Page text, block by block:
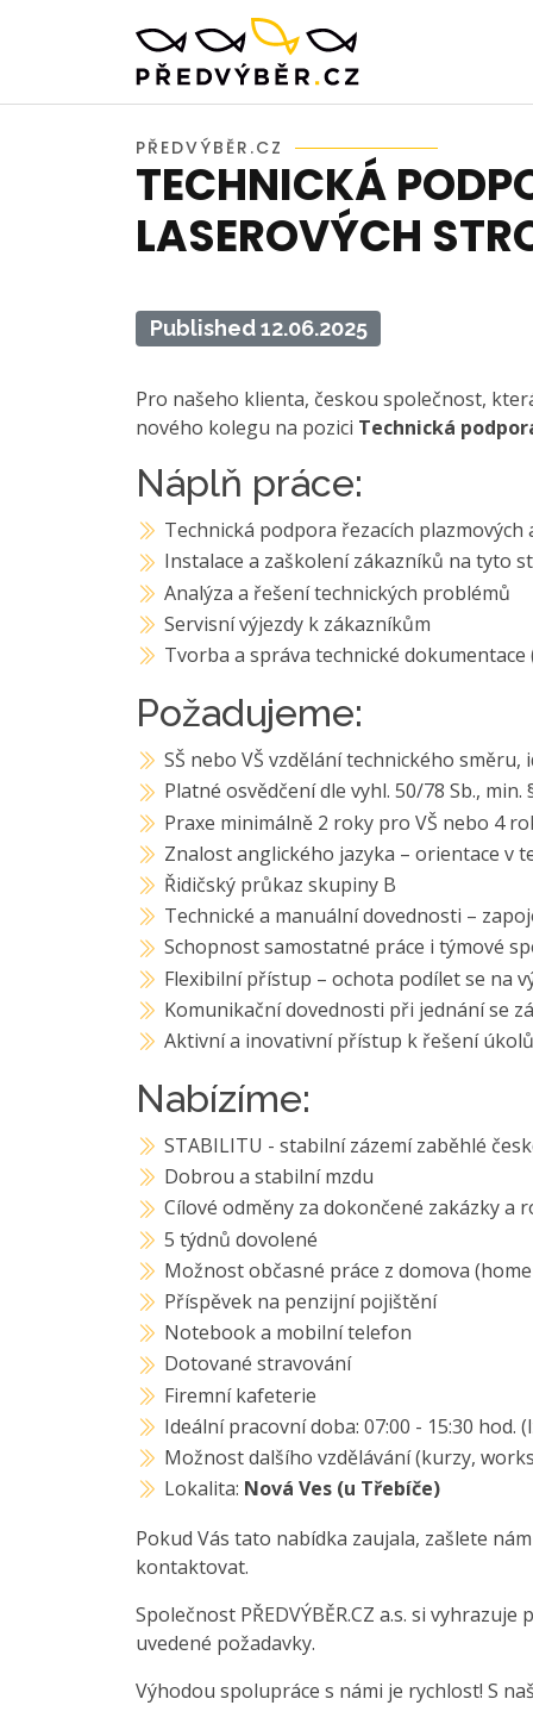
PŘEDVÝBĚR.CZ
TECHNICKÁ
LASEROVÝCH
Published 12.06.2025
Pro našeho klienta, českou společnost,
nového kolegu na pozici Technická
Náplň práce:
Technická podpora řezacích
Instalace a zaškolení zákazníků na tyto
Analýza a řešení technických problémů
Servisní výjezdy k zákazníkům
Tvorba a správa technické
Požadujeme:
SŠ nebo VŠ vzdělání technického směru,
Platné osvědčení dle vyhl. 50/78 Sb.,
Praxe minimálně 2 roky pro VŠ nebo 4
Znalost anglického jazyka – orientace v
Řidičský průkaz skupiny B
Technické a manuální dovednosti –
Schopnost samostatné práce i týmové
Flexibilní přístup – ochota podílet se na
Komunikační dovednosti při jednání se
Aktivní a inovativní přístup k řešení úkolů
Nabízíme:
STABILITU - stabilní zázemí zaběhlé
Dobrou a stabilní mzdu
Cílové odměny za dokončené zakázky a
5 týdnů dovolené
Možnost občasné práce z domova
Příspěvek na penzijní pojištění
Notebook a mobilní telefon
Dotované stravování
Firemní kafeterie
Ideální pracovní doba: 07:00 - 15:30 hod.
Možnost dalšího vzdělávání (kurzy,
Lokalita: Nová Ves (u Třebíče)
Pokud Vás tato nabídka zaujala, zašlete
kontaktovat.
Společnost PŘEDVÝBĚR.CZ a.s. si
uvedené požadavky.
Výhodou spolupráce s námi je rychlost! S